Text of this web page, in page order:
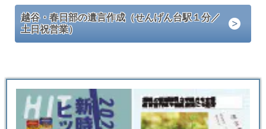
越谷・春日部の遺言作成（せんげん台駅１分／
土日祝営業）